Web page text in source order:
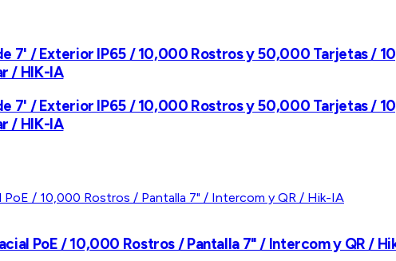
7' / Exterior IP65 / 10,000 Rostros y 50,000 Tarjetas /
/ HIK-IA
7' / Exterior IP65 / 10,000 Rostros y 50,000 Tarjetas /
/ HIK-IA
PoE / 10,000 Rostros / Pantalla 7" / Intercom y QR /